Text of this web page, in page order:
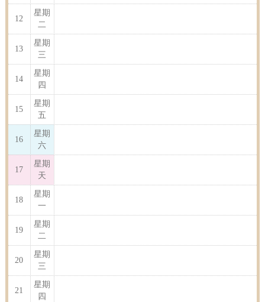
12
星期
二
13
星期
三
14
星期
四
15
星期
五
16
星期
六
17
星期
天
18
星期
一
19
星期
二
20
星期
三
21
星期
四